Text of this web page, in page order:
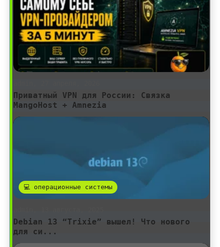
Приватный VPN для России: Связка
MangoHost + Amnezia
💻 операционные системы
Debian 13 “Trixie” вышел! Что нового
для си...